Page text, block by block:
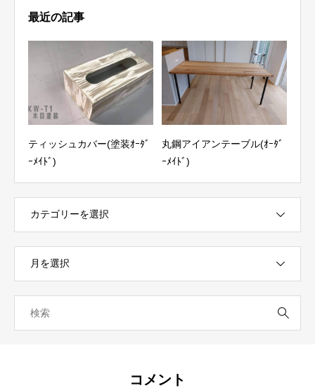
最近の記事
ティッシュカバー(塗装ｵｰﾀﾞ
ｰﾒｲﾄﾞ)
丸鋼アイアンテーブル(ｵｰﾀﾞ
ｰﾒｲﾄﾞ)
コメント